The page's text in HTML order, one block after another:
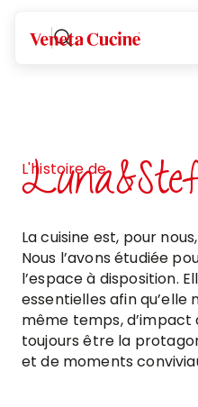
Veneta Cucine
L'histoire de
La cuisine est, pour
Nous l’avons étudiée
l’espace à disposition.
essentielles afin qu’elle
même temps, d’impact
toujours être la
et de moments